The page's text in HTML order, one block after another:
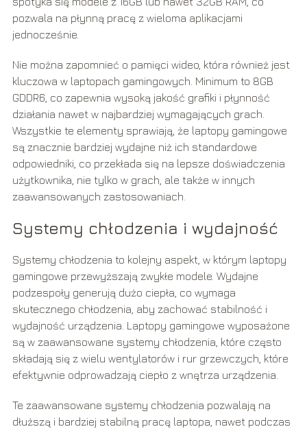
pozwala na płynną pracę z wieloma aplikacjami
jednocześnie.
Nie można zapomnieć o pamięci wideo, która również jest
kluczowa w laptopach gamingowych. Minimum to 8GB
GDDR6, co zapewnia wysoką jakość grafiki i płynność
działania nawet w najbardziej wymagających grach.
Wszystkie te elementy sprawiają, że laptopy gamingowe
są znacznie bardziej wydajne niż ich standardowe
odpowiedniki, co przekłada się na lepsze doświadczenia
użytkownika, nie tylko w grach, ale także w innych
zaawansowanych zastosowaniach.
Systemy chłodzenia i wydajność
Systemy chłodzenia to kolejny aspekt, w którym laptopy
gamingowe przewyższają zwykłe modele. Wydajne
podzespoły generują dużo ciepła, co wymaga
skutecznego chłodzenia, aby zachować stabilność i
wydajność urządzenia. Laptopy gamingowe wyposażone
są w zaawansowane systemy chłodzenia, które często
składają się z wielu wentylatorów i rur grzewczych, które
efektywnie odprowadzają ciepło z wnętrza urządzenia.
Te zaawansowane systemy chłodzenia pozwalają na
dłuższą i bardziej stabilną pracę laptopa, nawet podczas